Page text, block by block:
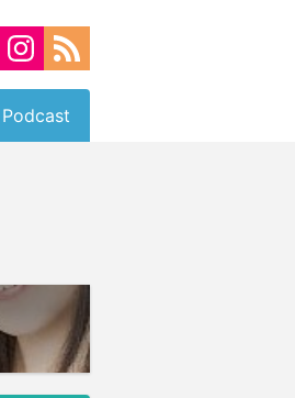
Podcast